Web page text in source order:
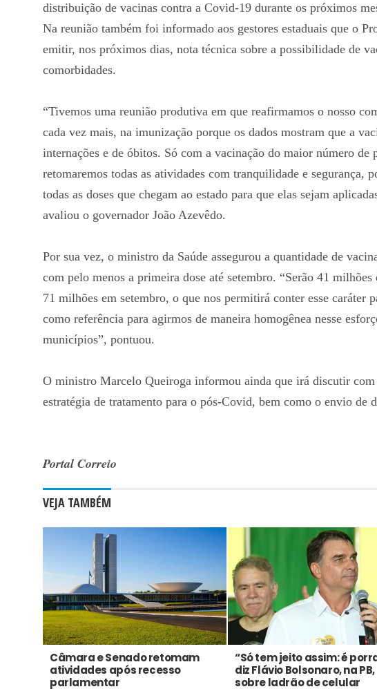
distribuição de vacinas contra a Covid-19 durante os próximos
Na reunião também foi informado aos gestores estaduais que o
emitir, nos próximos dias, nota técnica sobre a possibilidade de
comorbidades.
“Tivemos uma reunião produtiva em que reafirmamos o nosso
cada vez mais, na imunização porque os dados mostram que a
internações e de óbitos. Só com a vacinação do maior número de
retomaremos todas as atividades com tranquilidade e segurança,
todas as doses que chegam ao estado para que elas sejam
avaliou o governador João Azevêdo.
Por sua vez, o ministro da Saúde assegurou a quantidade de
com pelo menos a primeira dose até setembro. “Serão 41
71 milhões em setembro, o que nos permitirá conter esse caráter
como referência para agirmos de maneira homogênea nesse
municípios”, pontuou.
O ministro Marcelo Queiroga informou ainda que irá discutir
estratégia de tratamento para o pós-Covid, bem como o envio de
Portal Correio
VEJA TAMBÉM
Câmara e Senado retomam
atividades após recesso
parlamentar
“Só tem jeito assim: é
diz Flávio Bolsonaro, na PB,
sobre ladrão de celular